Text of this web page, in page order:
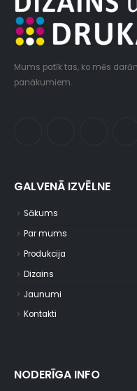
Mums patīk tas, ko mēs
panākumiem.
GALVENĀ IZVĒLNE
Sākums
Par mums
Produkcija
Dizains
Jaunumi
Kontakti
NODERĪGA INFO